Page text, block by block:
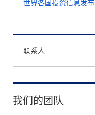
世界各国投资信息发布
联系人
我们的团队